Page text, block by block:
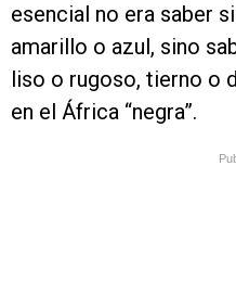
esencial no era saber
amarillo o azul, sino
liso o rugoso, tierno o
en el África “negra”.